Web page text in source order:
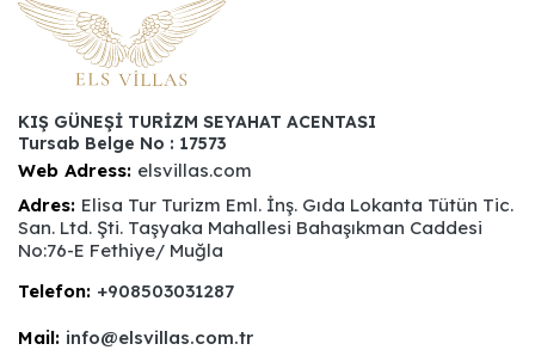
KIŞ GÜNEŞİ TURİZM SEYAHAT ACENTASI
Tursab Belge No : 17573
Web Adress: elsvillas.com
Adres: Elisa Tur Turizm Eml. İnş. Gıda Lokanta Tütün Tic.
San. Ltd. Şti. Taşyaka Mahallesi Bahaşıkman Caddesi
No:76-E Fethiye/ Muğla
Telefon: +908503031287
Mail: info@elsvillas.com.tr